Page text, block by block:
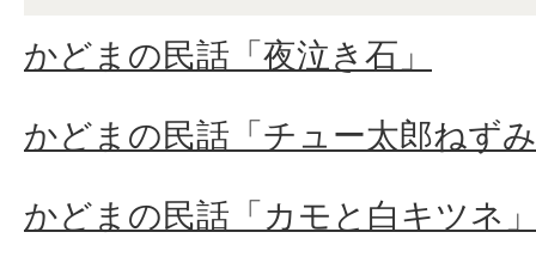
かどまの民話「夜泣き石」
かどまの民話「チュー太郎ねず
かどまの民話「カモと白キツネ